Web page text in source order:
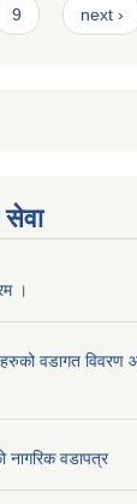
9 next ›
।
वडागत
नागरिक वडापत्र